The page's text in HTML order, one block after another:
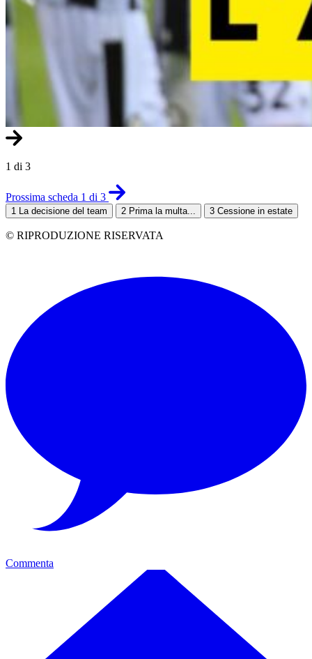
1 di 3
Prossima scheda 1 di 3
1 La decisione del team 2 Prima la multa... 3 Cessione in estate
© RIPRODUZIONE RISERVATA
Commenta